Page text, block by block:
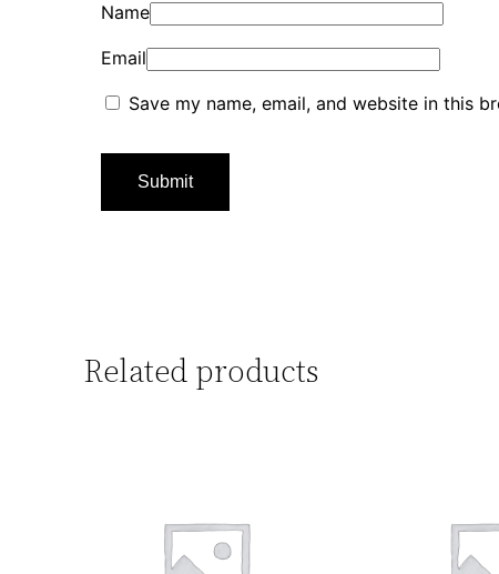
Name
Email
Save my name, email, and website in this
Related products